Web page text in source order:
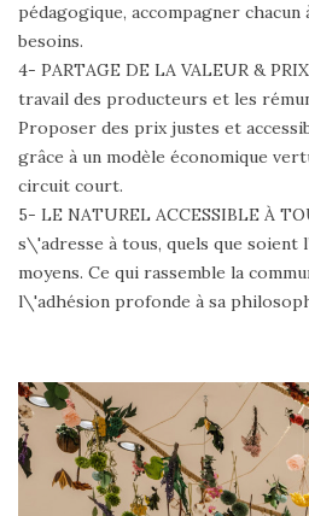
pédagogique, accompagner
besoins.
4- PARTAGE DE LA VALEUR &
travail des producteurs et les
Proposer des prix justes et
grâce à un modèle économique
circuit court.
5- LE NATUREL ACCESSIBLE À
s\'adresse à tous, quels que soient
moyens. Ce qui rassemble la
l\'adhésion profonde à sa